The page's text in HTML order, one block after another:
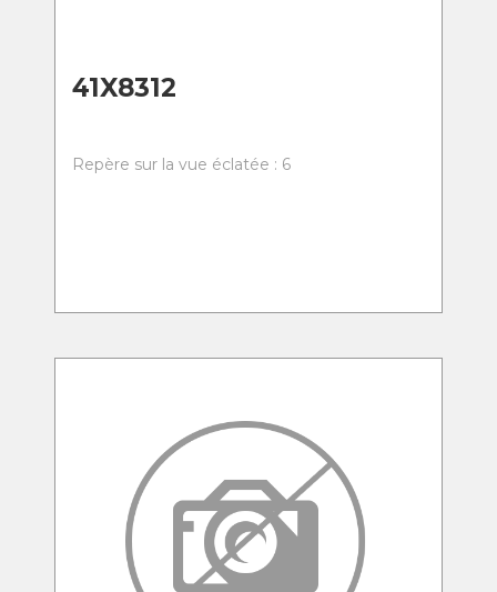
41X8312
Repère sur la vue éclatée : 6